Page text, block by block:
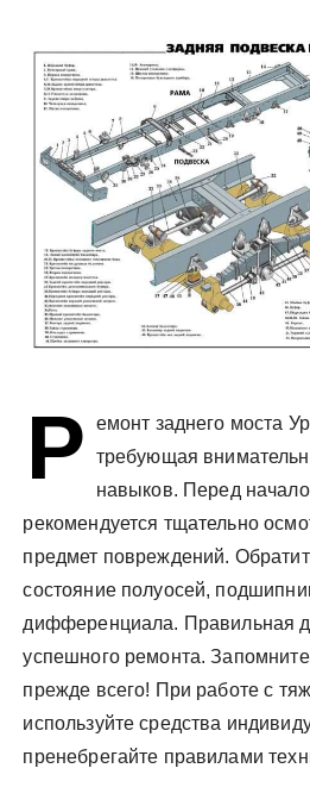
Р
емонт заднего моста
требующая
навыков. Перед
рекомендуется тщательно
предмет повреждений.
состояние полуосей,
дифференциала. Правильная
успешного ремонта.
прежде всего! При работе с
используйте средства
пренебрегайте правилами